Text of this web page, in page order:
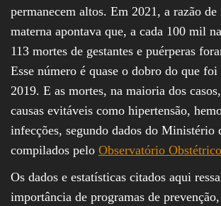
permanecem altos. Em 2021, a razão
materna apontava que, a cada 100 mil
113 mortes de gestantes e puérperas
Esse número é quase o dobro do que
2019. E as mortes, na maioria dos
causas evitáveis como hipertensão,
infecções, segundo dados do Ministério
compilados pelo Observatório
Os dados e estatísticas citados aqui
importância de programas de